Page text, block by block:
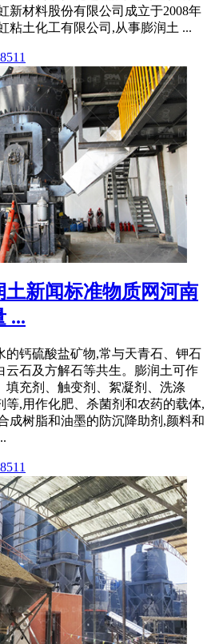
新材料股份有限公司成立于2008年
粘土化工有限公司,从事膨润土 ...
土新闻标准物质网河南
...
的钙硫酸盐矿物,常与天青石、钾石
云石及方解石等共生。膨润土可作
填充剂、触变剂、絮凝剂、洗涤
等,用作化肥、杀菌剂和农药的载体,
成树脂和油墨的防沉降助剂,颜料和